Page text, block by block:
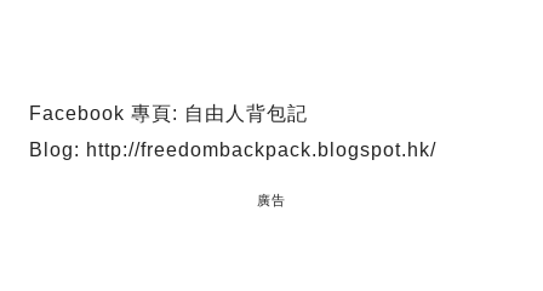
Facebook 專頁: 自由人背包記
Blog: http://freedombackpack.blogspot.hk/
廣告